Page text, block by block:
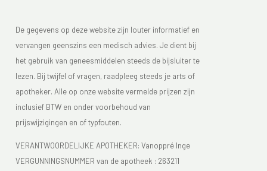
De gegevens op deze website zijn louter informatief en
vervangen geenszins een medisch advies. Je dient bij
het gebruik van geneesmiddelen steeds de bijsluiter te
lezen. Bij twijfel of vragen, raadpleeg steeds je arts of
apotheker. Alle op onze website vermelde prijzen zijn
inclusief BTW en onder voorbehoud van
prijswijzigingen en of typfouten.
VERANTWOORDELIJKE APOTHEKER: Vanoppré Inge
VERGUNNINGSNUMMER van de apotheek : 263211